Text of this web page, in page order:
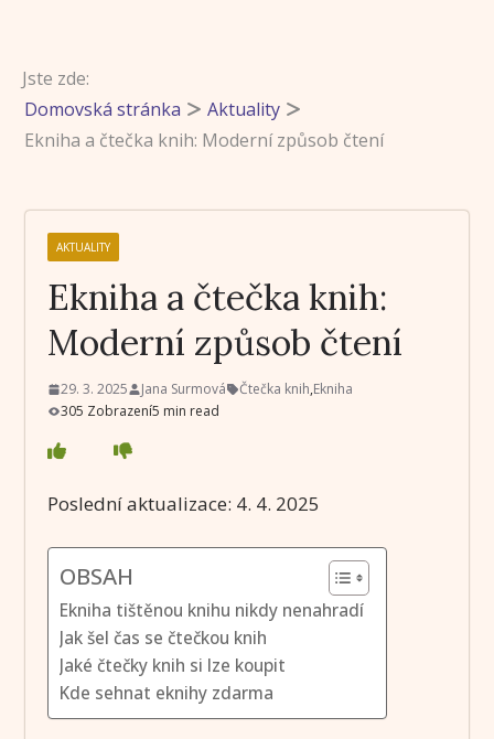
Jste zde:
Domovská stránka
Aktuality
Ekniha a čtečka knih: Moderní způsob čtení
AKTUALITY
Ekniha a čtečka knih:
Moderní způsob čtení
29. 3. 2025 Jana Surmová Čtečka knih,Ekniha
305 Zobrazení5 min read
Poslední aktualizace: 4. 4. 2025
OBSAH
Ekniha tištěnou knihu nikdy nenahradí
Jak šel čas se čtečkou knih
Jaké čtečky knih si lze koupit
Kde sehnat eknihy zdarma